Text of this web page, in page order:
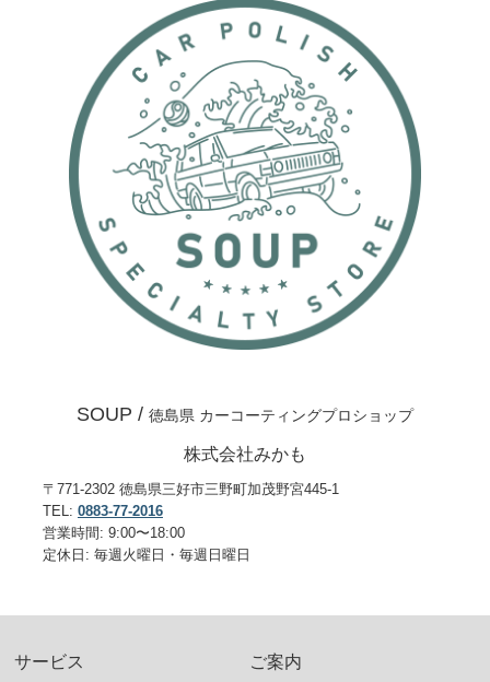
SOUP / 徳島県 カーコーティングプロショップ
株式会社みかも
〒771-2302 徳島県三好市三野町加茂野宮445-1
TEL: 0883-77-2016
営業時間: 9:00〜18:00
定休日: 毎週火曜日・毎週日曜日
サービス
ご案内